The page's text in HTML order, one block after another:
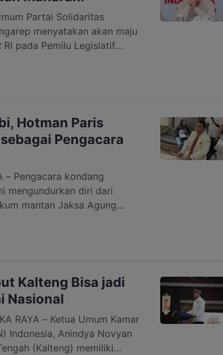
Partai Solidaritas
menyatakan akan maju
pada Pemilu Legislatif
(dapil) V Jawa Tengah
Klaten, dan Boyolali.
tersebut saat menghadiri
Hotman Paris
Pengacara
– Pengacara kondang
mengundurkan diri dari
mantan Jaksa Agung
Febrie
pada Kamis
hari setelah dirinya ditunjuk
(TPPU). Hotman
murni […]
Kalteng Bisa jadi
Nasional
RAYA – Ketua Umum Kamar
Indonesia, Anindya Novyan
(Kalteng) memiliki